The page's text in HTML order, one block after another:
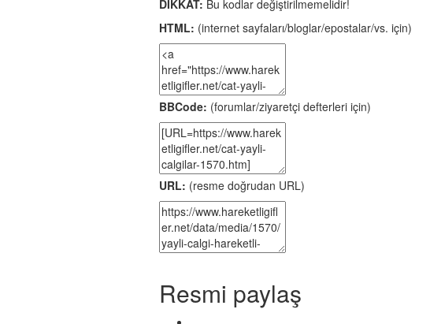
DİKKAT: Bu kodlar değiştirilmemelidir!
HTML: (internet sayfaları/bloglar/epostalar/vs. için)
BBCode: (forumlar/ziyaretçi defterleri için)
URL: (resme doğrudan URL)
Resmi paylaş